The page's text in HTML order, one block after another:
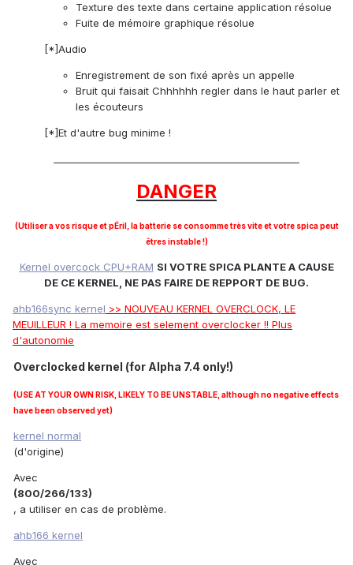
Texture des texte dans certaine application résolue
Fuite de mémoire graphique résolue
[*]Audio
Enregistrement de son fixé après un appelle
Bruit qui faisait Chhhhhh regler dans le haut parler et
les écouteurs
[*]Et d'autre bug minime !
DANGER
(Utiliser a vos risque et pÉril, la batterie se consomme très vite et votre spica peut
êtres instable !)
Kernel overcock CPU+RAM SI VOTRE SPICA PLANTE A CAUSE
DE CE KERNEL, NE PAS FAIRE DE REPPORT DE BUG.
ahb166sync kernel >> NOUVEAU KERNEL OVERCLOCK, LE
MEUILLEUR ! La memoire est selement overclocker !! Plus
d'autonomie
Overclocked kernel (for Alpha 7.4 only!)
(USE AT YOUR OWN RISK, LIKELY TO BE UNSTABLE, although no negative effects
have been observed yet)
kernel normal
(d'origine)
Avec
(800/266/133)
, a utiliser en cas de problème.
ahb166 kernel
Avec